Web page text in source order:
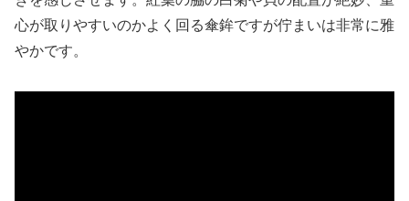
心が取りやすいのかよく回る傘鉾ですが佇まいは非常に雅
やかです。